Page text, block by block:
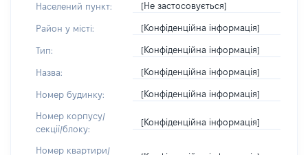
Населений пункт: [Не застосовується]
Район у місті: [Конфіденційна інформація]
Тип: [Конфіденційна інформація]
Назва: [Конфіденційна інформація]
Номер будинку: [Конфіденційна інформація]
Номер корпусу/
секції/блоку:
[Конфіденційна інформація]
Номер квартири/